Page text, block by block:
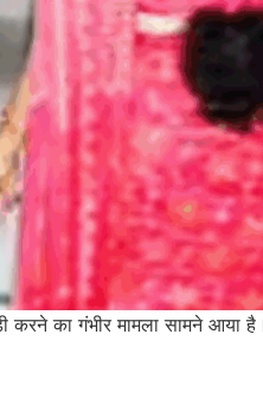
का गंभीर मामला सामने आया